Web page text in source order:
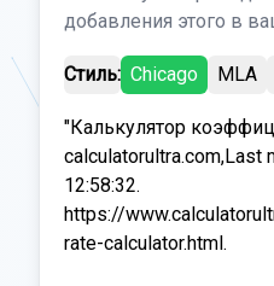
добавления этого в
Стиль: Chicago MLA
"Калькулятор
calculatorultra.com,Last
12:58:32.
https://
rate-calculator.html.